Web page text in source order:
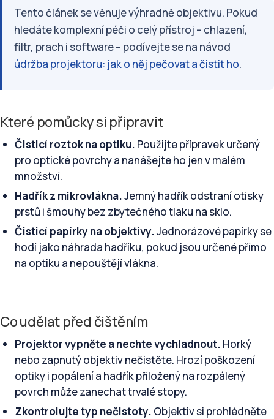
Tento článek se věnuje výhradně objektivu. Pokud
hledáte komplexní péči o celý přístroj – chlazení,
filtr, prach i software – podívejte se na návod
údržba projektoru: jak o něj pečovat a čistit ho.
Které pomůcky si připravit
Čisticí roztok na optiku. Použijte přípravek určený
pro optické povrchy a nanášejte ho jen v malém
množství.
Hadřík z mikrovlákna.Jemný hadřík odstraní otisky
prstů i šmouhy bez zbytečného tlaku na sklo.
Čisticí papírky na objektivy.Jednorázové papírky se
hodí jako náhrada hadříku, pokud jsou určené přímo
na optiku a nepouštějí vlákna.
Co udělat před čištěním
Projektor vypněte a nechte vychladnout. Horký
nebo zapnutý objektiv nečistěte. Hrozí poškození
optiky i popálení a hadřík přiložený na rozpálený
povrch může zanechat trvalé stopy.
Zkontrolujte typ nečistoty. Objektiv si prohlédněte